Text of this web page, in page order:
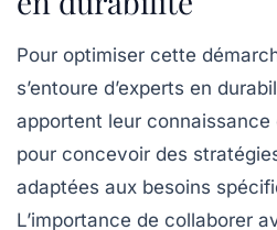
Pour optimiser cette
s’entoure d’experts en
apportent leur
pour concevoir des
adaptées aux besoins
L’importance de collaborer